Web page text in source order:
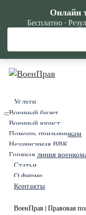
Услуги
Военный билет
Военный юрист
Помощь призывникам
Независимая ВВК
Горячая линия
Статьи
О фирме
Контакты
ВоенПрав | Правовая
Онлайн
Бесплатно ·